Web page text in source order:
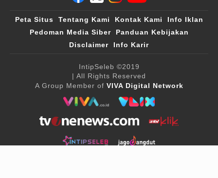
Peta Situs Tentang Kami Kontak Kami
Info Iklan
Pedoman Media Siber
Panduan Kebijakan
Disclaimer
Info Karir
IntipSeleb ©2019
| All Rights Reserved
A Group Member of VIVA Digital Network